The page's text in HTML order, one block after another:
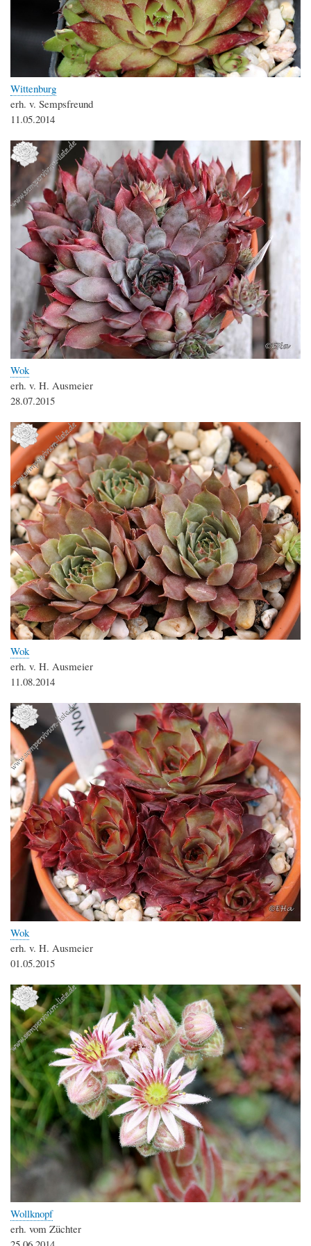
Wittenburg
erh. v. Sempsfreund
11.05.2014
Wok
erh. v. H. Ausmeier
28.07.2015
Wok
erh. v. H. Ausmeier
11.08.2014
Wok
erh. v. H. Ausmeier
01.05.2015
Wollknopf
erh. vom Züchter